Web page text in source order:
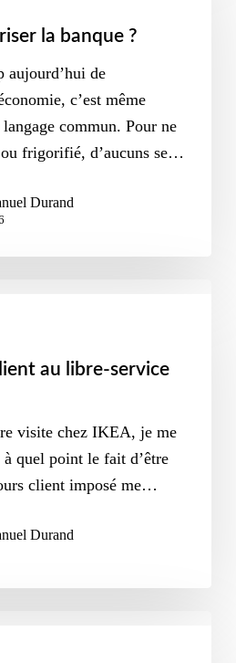
la banque ?
aujourd’hui de
c’est même
commun. Pour ne
ou frigorifié, d’aucuns se…
Durand
au libre-service
visite chez IKEA, je me
quel point le fait d’être
client imposé me…
Durand